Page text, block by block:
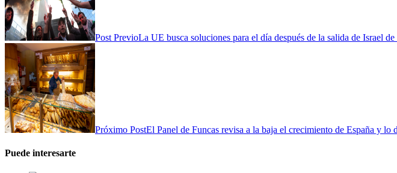
Post PrevioLa UE busca soluciones para el día después de la salida de Israel
Próximo PostEl Panel de Funcas revisa a la baja el crecimiento de España y lo
Puede interesarte